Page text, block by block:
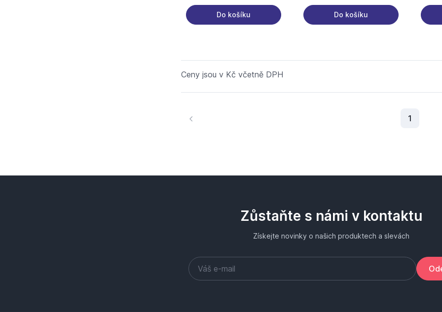
Do košíku Do košíku
Ceny jsou v Kč včetně DPH
1
Zůstaňte s námi v kontaktu
Získejte novinky o našich produktech a slevách